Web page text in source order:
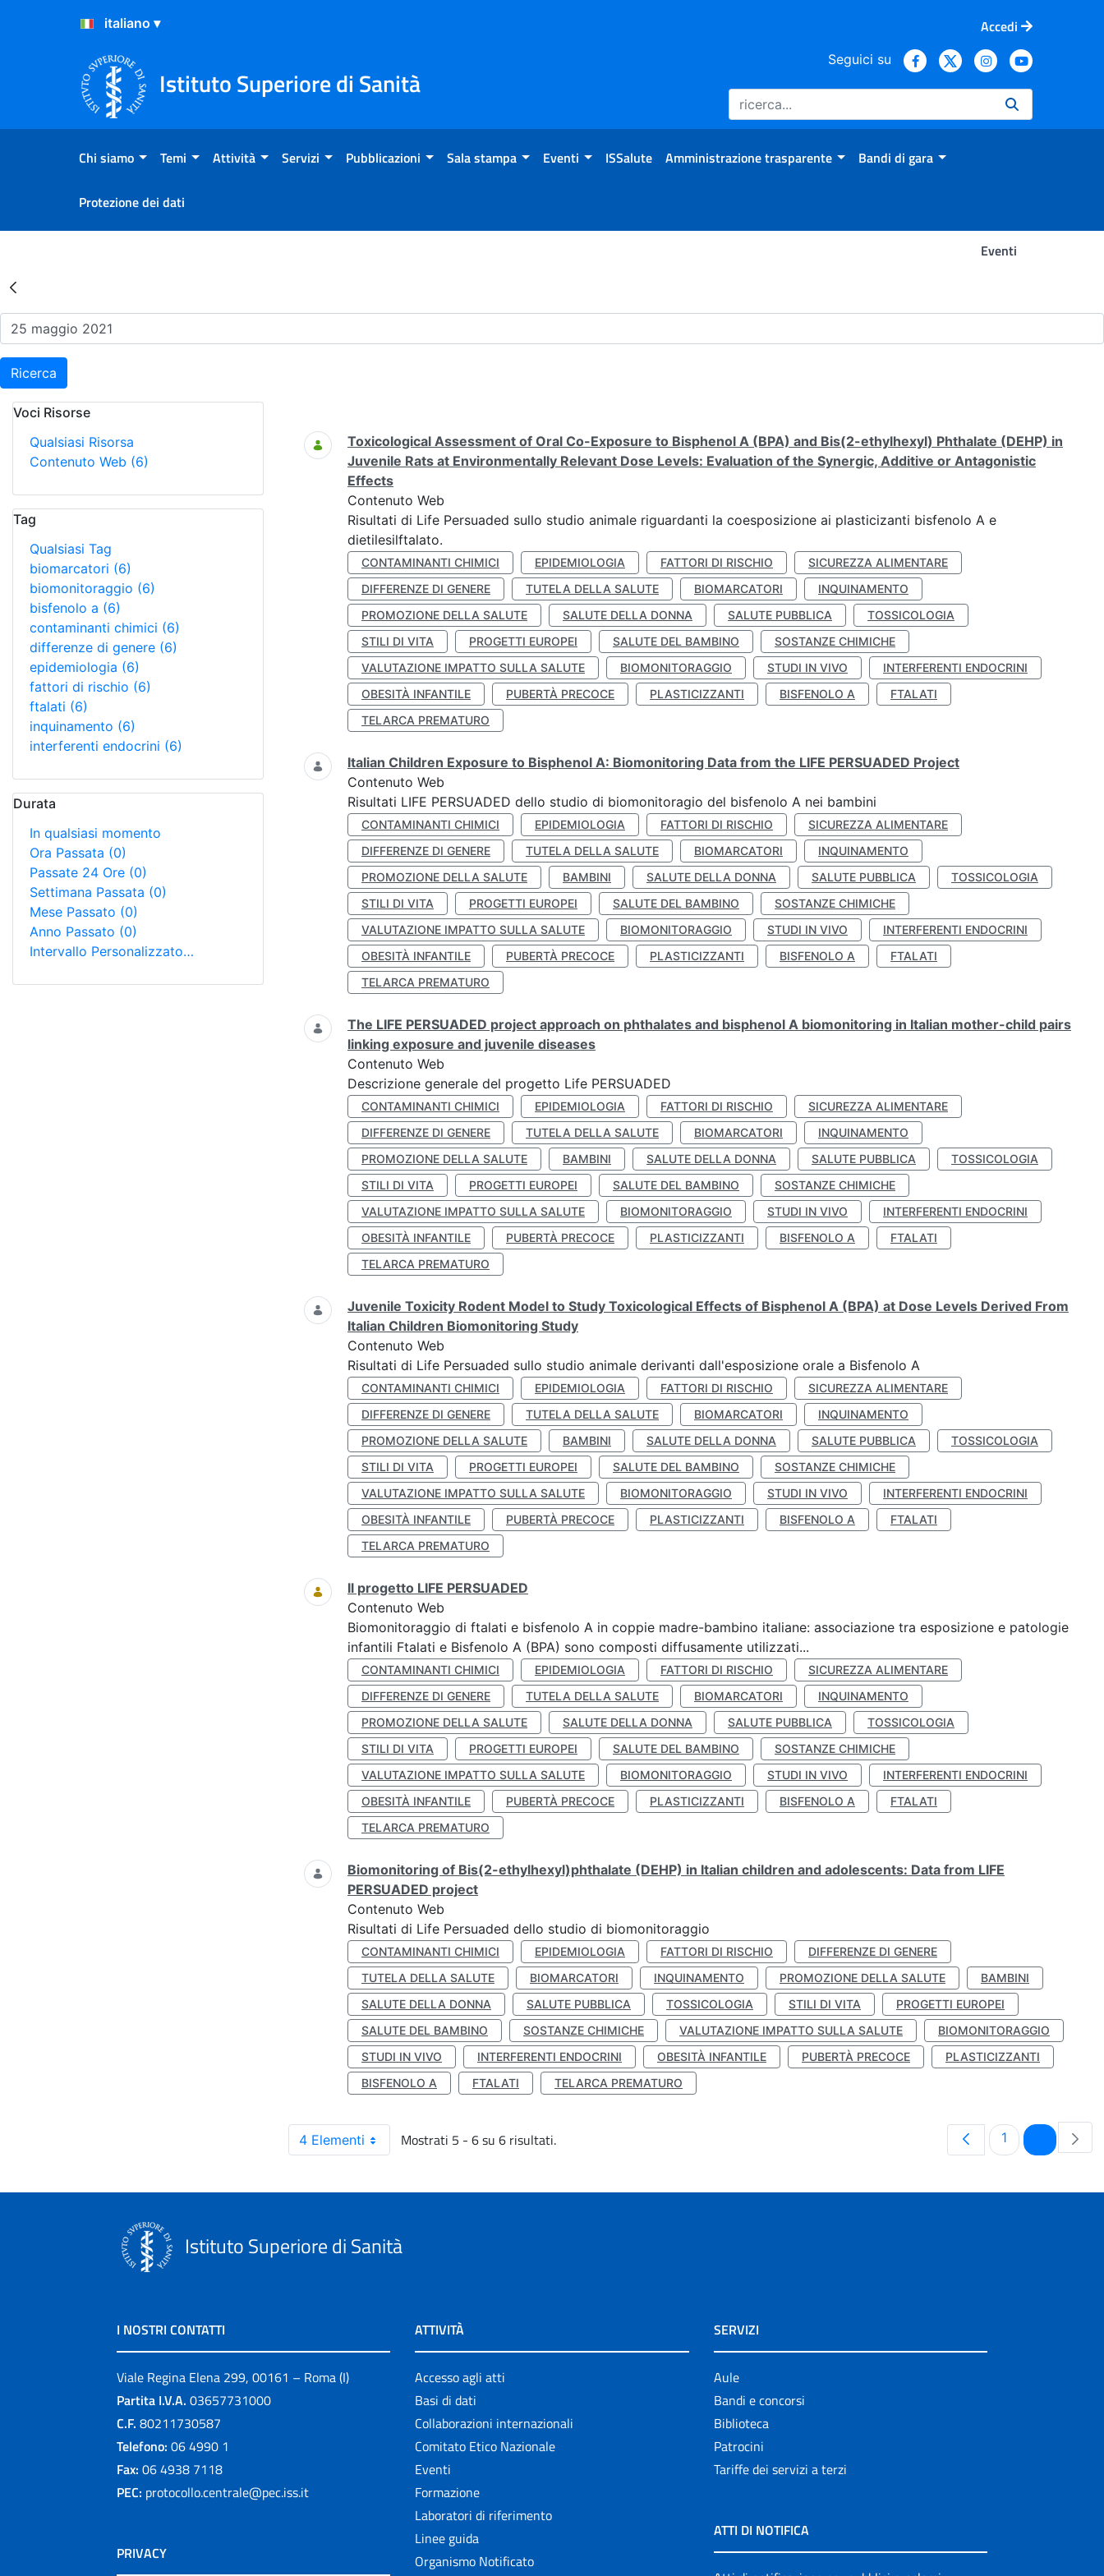
Salta al Contenuto
Salta al Footer
Accedi
Istituto Superiore di Sanità
Seguici su
Chi siamo Temi Attività Servizi Pubblicazioni Sala stampa Eventi ISSalute Amministrazione trasparente Bandi di gara
Protezione dei dati
Eventi
Risultati della Ricerca - Eventi
Ricerca
Voci Risorse
Qualsiasi Risorsa
Contenuto Web (6)
Tag
Qualsiasi Tag
biomarcatori (6)
biomonitoraggio (6)
bisfenolo a (6)
contaminanti chimici (6)
differenze di genere (6)
epidemiologia (6)
fattori di rischio (6)
ftalati (6)
inquinamento (6)
interferenti endocrini (6)
Durata
In qualsiasi momento
Ora Passata (0)
Passate 24 Ore (0)
Settimana Passata (0)
Mese Passato (0)
Anno Passato (0)
Intervallo Personalizzato…
Ricerca
Toxicological Assessment of Oral Co-Exposure to Bisphenol A (BPA) and Bis(2-ethylhexyl) Phthalate (DEHP) in
Juvenile Rats at Environmentally Relevant Dose Levels: Evaluation of the Synergic, Additive or Antagonistic
Effects
Contenuto Web
Risultati di Life Persuaded sullo studio animale riguardanti la coesposizione ai plasticizanti bisfenolo A e
dietilesilftalato.
CONTAMINANTI CHIMICI EPIDEMIOLOGIA FATTORI DI RISCHIO
SICUREZZA ALIMENTARE
DIFFERENZE DI GENERE
TUTELA DELLA SALUTE BIOMARCATORI
INQUINAMENTO
PROMOZIONE DELLA SALUTE
SALUTE DELLA DONNA SALUTE PUBBLICA
TOSSICOLOGIA
STILI DI VITA
PROGETTI EUROPEI SALUTE DEL BAMBINO
SOSTANZE CHIMICHE
VALUTAZIONE IMPATTO SULLA SALUTE
BIOMONITORAGGIO STUDI IN VIVO
INTERFERENTI ENDOCRINI
OBESITÀ INFANTILE
PUBERTÀ PRECOCE PLASTICIZZANTI BISFENOLO A
FTALATI
TELARCA PREMATURO
Italian Children Exposure to Bisphenol A: Biomonitoring Data from the LIFE PERSUADED Project
Contenuto Web
Risultati LIFE PERSUADED dello studio di biomonitoragio del bisfenolo A nei bambini
CONTAMINANTI CHIMICI EPIDEMIOLOGIA FATTORI DI RISCHIO
SICUREZZA ALIMENTARE
DIFFERENZE DI GENERE
TUTELA DELLA SALUTE BIOMARCATORI
INQUINAMENTO
PROMOZIONE DELLA SALUTE
BAMBINI SALUTE DELLA DONNA SALUTE PUBBLICA
TOSSICOLOGIA
STILI DI VITA
PROGETTI EUROPEI SALUTE DEL BAMBINO
SOSTANZE CHIMICHE
VALUTAZIONE IMPATTO SULLA SALUTE
BIOMONITORAGGIO STUDI IN VIVO
INTERFERENTI ENDOCRINI
OBESITÀ INFANTILE
PUBERTÀ PRECOCE PLASTICIZZANTI BISFENOLO A
FTALATI
TELARCA PREMATURO
The LIFE PERSUADED project approach on phthalates and bisphenol A biomonitoring in Italian mother-child pairs
linking exposure and juvenile diseases
Contenuto Web
Descrizione generale del progetto Life PERSUADED
CONTAMINANTI CHIMICI EPIDEMIOLOGIA FATTORI DI RISCHIO
SICUREZZA ALIMENTARE
DIFFERENZE DI GENERE
TUTELA DELLA SALUTE BIOMARCATORI
INQUINAMENTO
PROMOZIONE DELLA SALUTE
BAMBINI SALUTE DELLA DONNA SALUTE PUBBLICA
TOSSICOLOGIA
STILI DI VITA
PROGETTI EUROPEI SALUTE DEL BAMBINO
SOSTANZE CHIMICHE
VALUTAZIONE IMPATTO SULLA SALUTE
BIOMONITORAGGIO STUDI IN VIVO
INTERFERENTI ENDOCRINI
OBESITÀ INFANTILE
PUBERTÀ PRECOCE PLASTICIZZANTI BISFENOLO A
FTALATI
TELARCA PREMATURO
Juvenile Toxicity Rodent Model to Study Toxicological Effects of Bisphenol A (BPA) at Dose Levels Derived From
Italian Children Biomonitoring Study
Contenuto Web
Risultati di Life Persuaded sullo studio animale derivanti dall'esposizione orale a Bisfenolo A
CONTAMINANTI CHIMICI EPIDEMIOLOGIA FATTORI DI RISCHIO
SICUREZZA ALIMENTARE
DIFFERENZE DI GENERE
TUTELA DELLA SALUTE BIOMARCATORI
INQUINAMENTO
PROMOZIONE DELLA SALUTE
BAMBINI SALUTE DELLA DONNA SALUTE PUBBLICA
TOSSICOLOGIA
STILI DI VITA
PROGETTI EUROPEI SALUTE DEL BAMBINO
SOSTANZE CHIMICHE
VALUTAZIONE IMPATTO SULLA SALUTE
BIOMONITORAGGIO STUDI IN VIVO
INTERFERENTI ENDOCRINI
OBESITÀ INFANTILE
PUBERTÀ PRECOCE PLASTICIZZANTI BISFENOLO A
FTALATI
TELARCA PREMATURO
Il progetto LIFE PERSUADED
Contenuto Web
Biomonitoraggio di ftalati e bisfenolo A in coppie madre-bambino italiane: associazione tra esposizione e patologie
infantili Ftalati e Bisfenolo A (BPA) sono composti diffusamente utilizzati...
CONTAMINANTI CHIMICI EPIDEMIOLOGIA FATTORI DI RISCHIO
SICUREZZA ALIMENTARE
DIFFERENZE DI GENERE
TUTELA DELLA SALUTE BIOMARCATORI
INQUINAMENTO
PROMOZIONE DELLA SALUTE
SALUTE DELLA DONNA SALUTE PUBBLICA
TOSSICOLOGIA
STILI DI VITA
PROGETTI EUROPEI SALUTE DEL BAMBINO
SOSTANZE CHIMICHE
VALUTAZIONE IMPATTO SULLA SALUTE
BIOMONITORAGGIO STUDI IN VIVO
INTERFERENTI ENDOCRINI
OBESITÀ INFANTILE
PUBERTÀ PRECOCE PLASTICIZZANTI BISFENOLO A
FTALATI
TELARCA PREMATURO
Biomonitoring of Bis(2-ethylhexyl)phthalate (DEHP) in Italian children and adolescents: Data from LIFE
PERSUADED project
Contenuto Web
Risultati di Life Persuaded dello studio di biomonitoraggio
CONTAMINANTI CHIMICI EPIDEMIOLOGIA FATTORI DI RISCHIO
DIFFERENZE DI GENERE
TUTELA DELLA SALUTE
BIOMARCATORI INQUINAMENTO PROMOZIONE DELLA SALUTE
BAMBINI
SALUTE DELLA DONNA
SALUTE PUBBLICA TOSSICOLOGIA STILI DI VITA
PROGETTI EUROPEI
SALUTE DEL BAMBINO
SOSTANZE CHIMICHE VALUTAZIONE IMPATTO SULLA SALUTE
BIOMONITORAGGIO
STUDI IN VIVO
INTERFERENTI ENDOCRINI OBESITÀ INFANTILE PUBERTÀ PRECOCE
PLASTICIZZANTI
BISFENOLO A
FTALATI TELARCA PREMATURO
4 Elementi Mostrati 5 - 6 su 6 risultati. Pagina
1 Pagina
Istituto Superiore di Sanità
I NOSTRI CONTATTI
Viale Regina Elena 299, 00161 – Roma (I)
Partita I.V.A. 03657731000
C.F. 80211730587
Telefono: 06 4990 1
Fax: 06 4938 7118
PEC: protocollo.centrale@pec.iss.it
PRIVACY
ATTIVITÀ
Accesso agli atti
Basi di dati
Collaborazioni internazionali
Comitato Etico Nazionale
Eventi
Formazione
Laboratori di riferimento
Linee guida
Organismo Notificato
SERVIZI
Aule
Bandi e concorsi
Biblioteca
Patrocini
Tariffe dei servizi a terzi
ATTI DI NOTIFICA